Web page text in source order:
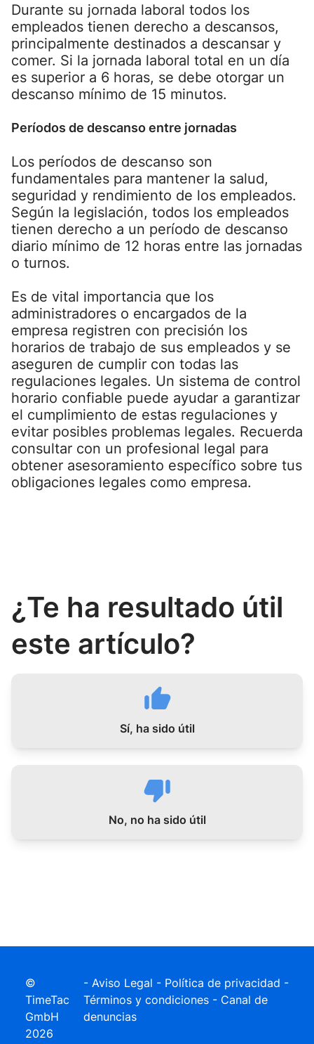
Durante su jornada laboral todos los
empleados tienen derecho a descansos,
principalmente destinados a descansar y
comer. Si la jornada laboral total en un día
es superior a 6 horas, se debe otorgar un
descanso mínimo de 15 minutos.
Períodos de descanso entre jornadas
Los períodos de descanso son
fundamentales para mantener la salud,
seguridad y rendimiento de los empleados.
Según la legislación, todos los empleados
tienen derecho a un período de descanso
diario mínimo de 12 horas entre las jornadas
o turnos.
Es de vital importancia que los
administradores o encargados de la
empresa registren con precisión los
horarios de trabajo de sus empleados y se
aseguren de cumplir con todas las
regulaciones legales. Un sistema de control
horario confiable puede ayudar a garantizar
el cumplimiento de estas regulaciones y
evitar posibles problemas legales. Recuerda
consultar con un profesional legal para
obtener asesoramiento específico sobre tus
obligaciones legales como empresa.
¿Te ha resultado útil
este artículo?
Sí, ha sido útil
No, no ha sido útil
©
TimeTac
GmbH
2026
- Aviso Legal - Política de privacidad -
Términos y condiciones- Canal de
denuncias